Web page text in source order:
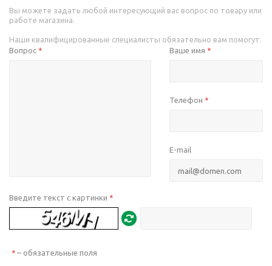
Вы можете задать любой интересующий вас вопрос по товару или
работе магазина.
Наши квалифицированные специалисты обязательно вам помогут.
Вопрос * Ваше имя *
Телефон *
E-mail
Введите текст с картинки *
* – обязательные поля